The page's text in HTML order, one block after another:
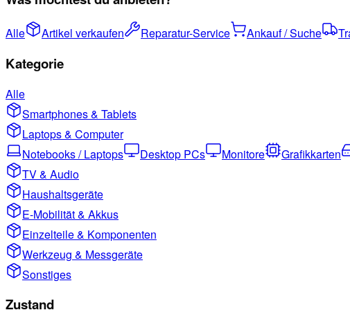
Alle Artikel verkaufen Reparatur-Service Ankauf / Suche
Kategorie
Alle
Smartphones & Tablets
Laptops & Computer
Notebooks / Laptops
Desktop PCs Monitore Grafikkarten
TV & Audio
Haushaltsgeräte
E-Mobilität & Akkus
Einzelteile & Komponenten
Werkzeug & Messgeräte
Sonstiges
Zustand